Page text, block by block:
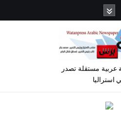
عربية مستقلة تصدر
استراليا